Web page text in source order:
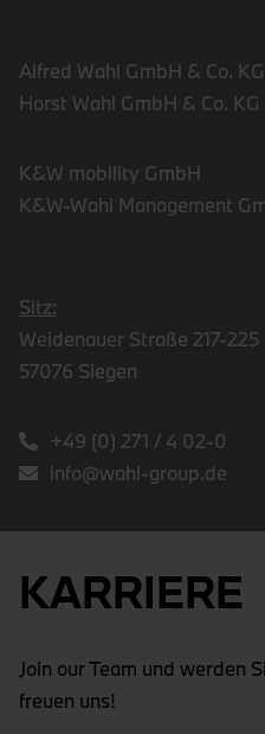
Alfred Wahl GmbH & Co. KG
Horst Wahl GmbH & Co. KG
K&W mobility GmbH
K&W-Wahl Management
Sitz:
Weidenauer Straße 217-225
57076 Siegen
+49 (0) 271 / 4 02-0
info@wahl-group.de
KARRIERE
Join our Team und werden
freuen uns!